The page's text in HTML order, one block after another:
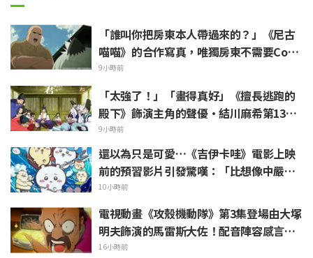
「誰叫你把房東本人帶過來的？」《尼古
喵喵》的合作寫真，唯獨房東不需要Cosp
lay引發熱議
9小時前
「太強了！」「畫得真好」《擅長逃跑的
殿下》飾演主角的聲優·結川麻希第13集
ED插畫獲高度讚賞
9小時前
還以為只是可愛…《吉伊卡哇》電影上映
前的預習影片引發驚嘆：「比想像中嚴
苛」「講的簡直全都是勞動的事」反差感
驚呆網友
10小時前
電視動畫《攻殼機動隊》第3集登場由大塚
明夫飾演的馬雷斯大佐！配音陣容感言＆
結尾插畫公開
16小時前